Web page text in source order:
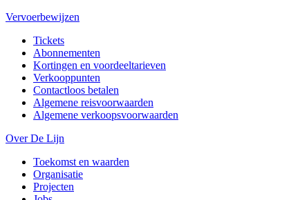
Vervoerbewijzen
Tickets
Abonnementen
Kortingen en voordeeltarieven
Verkooppunten
Contactloos betalen
Algemene reisvoorwaarden
Algemene verkoopsvoorwaarden
Over De Lijn
Toekomst en waarden
Organisatie
Projecten